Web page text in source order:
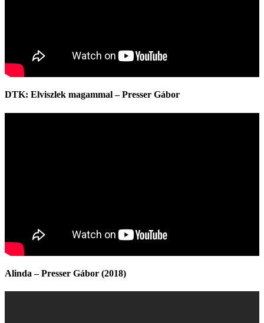
DTK: Elviszlek magammal – Presser Gábor
Alinda – Presser Gábor (2018)